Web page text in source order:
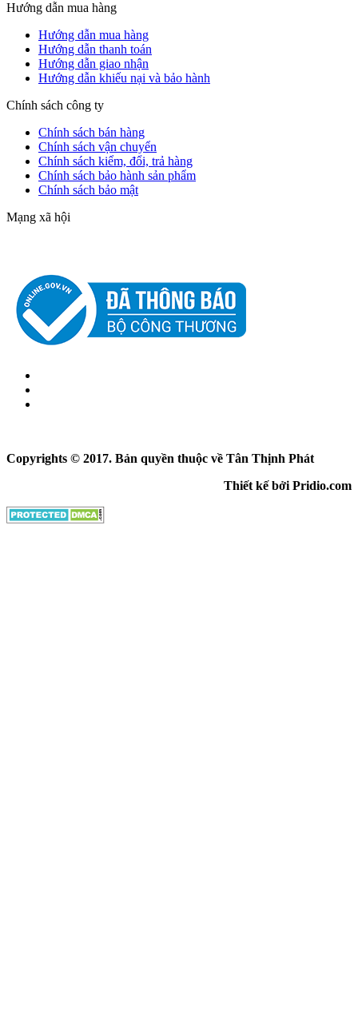
Hướng dẫn mua hàng
Hướng dẫn mua hàng
Hướng dẫn thanh toán
Hướng dẫn giao nhận
Hướng dẫn khiếu nại và bảo hành
Chính sách công ty
Chính sách bán hàng
Chính sách vận chuyển
Chính sách kiểm, đổi, trả hàng
Chính sách bảo hành sản phẩm
Chính sách bảo mật
Mạng xã hội
Copyrights © 2017. Bản quyền thuộc về Tân Thịnh Phát
Thiết kế bởi Pridio.com